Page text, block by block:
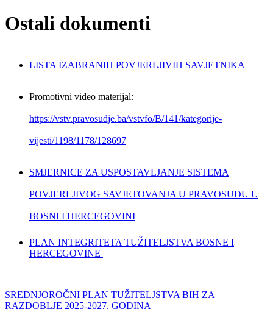
Ostali dokumenti
LISTA IZABRANIH POVJERLJIVIH SAVJETNIKA
Promotivni video materijal:
https://vstv.pravosudje.ba/vstvfo/B/141/kategorije-
vijesti/1198/1178/128697
SMJERNICE ZA USPOSTAVLJANJE SISTEMA
POVJERLJIVOG SAVJETOVANJA U PRAVOSUĐU U
BOSNI I HERCEGOVINI
PLAN INTEGRITETA TUŽITELJSTVA BOSNE I
HERCEGOVINE
SREDNJOROČNI PLAN TUŽITELJSTVA BIH ZA
RAZDOBLJE 2025-2027. GODINA